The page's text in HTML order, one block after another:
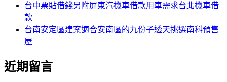
台中票貼借錢另附屏東汽機車借款用車需求台北機車借
款
台南安定區建案適合安南區的九份子透天挑選南科預售
屋
近期留言